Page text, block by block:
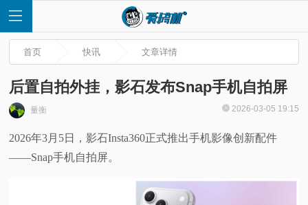
页
首页 快讯 文章详情
后置自拍外挂，影石发布Snap手机自拍屏
量衡 2026-03-05 19:15
2026年3月5日，影石Insta360正式推出手机影像创新配件
——Snap手机自拍屏。